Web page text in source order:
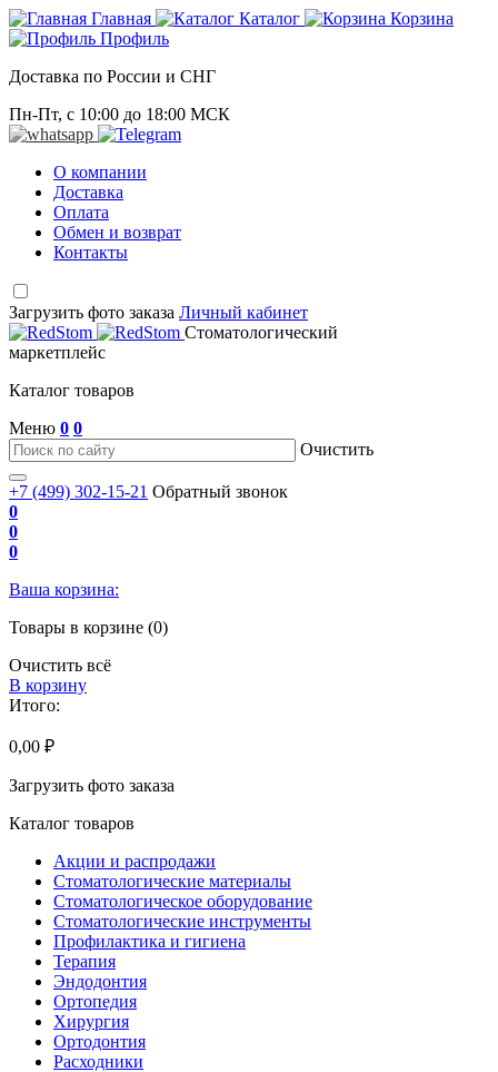
Главная Каталог
Корзина
Профиль
Доставка по России и СНГ
Пн-Пт, с 10:00 до 18:00 МСК
О компании
Доставка
Оплата
Обмен и возврат
Контакты
Загрузить фото заказа Личный кабинет
Стоматологический
маркетплейс
Каталог товаров
Меню 0 0
Очистить
+7 (499) 302-15-21 Обратный звонок
0
0
0
Ваша корзина:
Товары в корзине (0)
Очистить всё
В корзину
Итого:
0,00 ₽
Загрузить фото заказа
Каталог товаров
Акции и распродажи
Стоматологические материалы
Стоматологическое оборудование
Стоматологические инструменты
Профилактика и гигиена
Терапия
Эндодонтия
Ортопедия
Хирургия
Ортодонтия
Расходники